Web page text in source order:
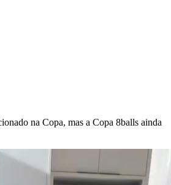
na Copa, mas a Copa 8balls ainda